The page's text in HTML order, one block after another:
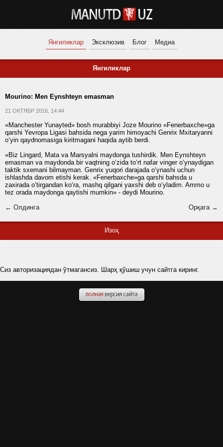
Янгиликлар Эксклюзив Блог Медиа
Янгиликлар
Mourino: Men Eynshteyn emasman
21 ОКТЯБР 2016, 14:44
«Manchester Yunayted» bosh murabbiyi Joze Mourino «Fenerbaxche»ga
qarshi Yevropa Ligasi bahsida nega yarim himoyachi Genrix Mxitaryanni
o‘yin qaydnomasiga kiritmagani haqida aytib berdi.
«Biz Lingard, Mata va Marsyalni maydonga tushirdik. Men Eynshteyn
emasman va maydonda bir vaqtning o‘zida to‘rt nafar vinger o‘ynaydigan
taktik sxemani bilmayman. Genrix yuqori darajada o‘ynashi uchun
ishlashda davom etishi kerak. «Fenerbaxche»ga qarshi bahsda u
zaxirada o‘tirgandan ko‘ra, mashq qilgani yaxshi deb o‘yladim. Ammo u
tez orada maydonga qaytishi mumkin» - deydi Mourino.
← Олдинга
Орқага →
Изоҳ
Сиз авторизациядан ўтмагансиз. Шарҳ қўшиш учун сайтга киринг.